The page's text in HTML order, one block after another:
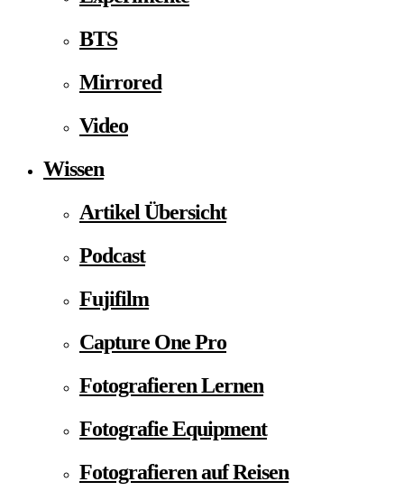
BTS
Mirrored
Video
Wissen
Artikel Übersicht
Podcast
Fujifilm
Capture One Pro
Fotografieren Lernen
Fotografie Equipment
Fotografieren auf Reisen